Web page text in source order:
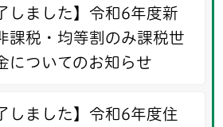
しました】令和6年度新
課税・均等割のみ課税世
についてのお知らせ
しました】令和6年度住